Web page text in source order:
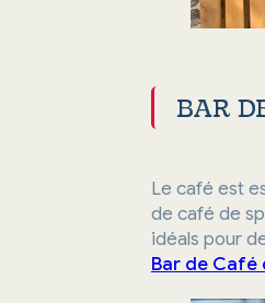
BAR
Le café est
de café de
idéals pour
Bar de Café